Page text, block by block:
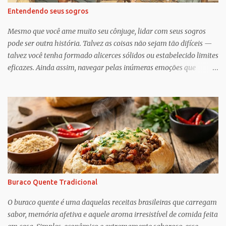
Entendendo seus sogros
Mesmo que você ame muito seu cônjuge, lidar com seus sogros
pode ser outra história. Talvez as coisas não sejam tão difíceis —
talvez você tenha formado alicerces sólidos ou estabelecido limites
eficazes. Ainda assim, navegar pelas inúmeras emoções que
professor da Escola de Serviço Social da Universidade de
Maryland. Greif é coautor de In-Law Relationships: Mothers,
Daughters, Fathers, and Sons , para o qual ele e o coautor Michael
Wooley, PhD, MSW, DCSW, entrevistaram mais de 1.500 sogros
para compartilhar como esses relacionamentos, embora às vezes
complicados, também pode ser gratificante e
reconfortante. Embora a cultura popular e as narrativas sociais
nos façam acreditar que os relacionamentos familiares dão muito
trabalho para manter e podem ser confusos (quem assistiu The
Undoing ?), o que Greif descobriu é mais esperançoso:...
Buraco Quente Tradicional
O buraco quente é uma daquelas receitas brasileiras que carregam
sabor, memória afetiva e aquele aroma irresistível de comida feita